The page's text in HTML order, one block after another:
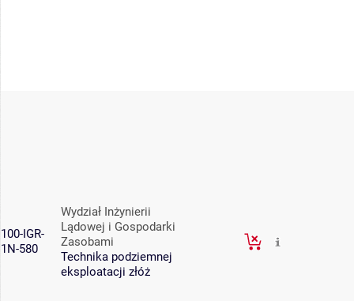
100-IGR-
1N-580
Wydział Inżynierii
Lądowej i Gospodarki
Zasobami
Technika podziemnej
eksploatacji złóż